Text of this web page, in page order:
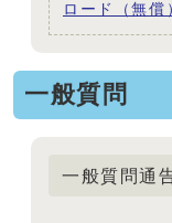
ロード（無償
一般質問
一般質問通